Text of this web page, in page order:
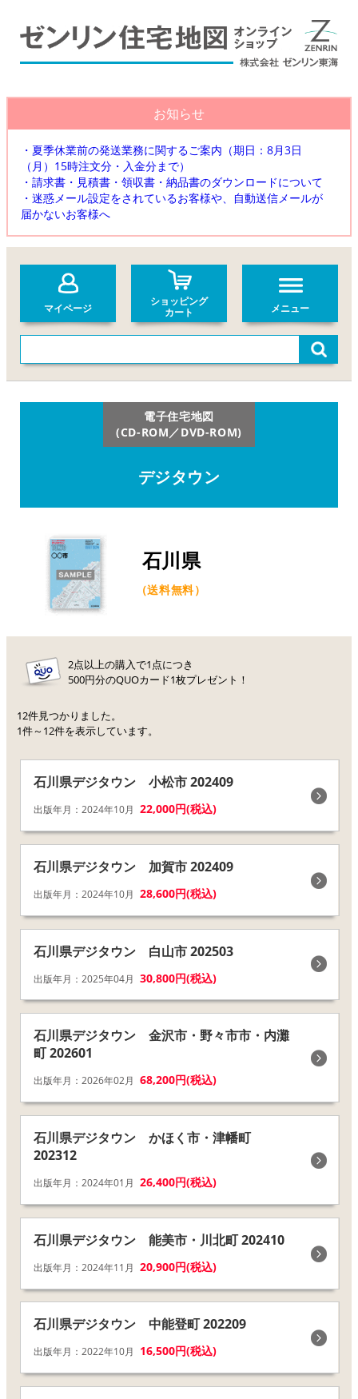
お知らせ
・夏季休業前の発送業務に関するご案内（期日：8月3日
（月）15時注文分・入金分まで）
・請求書・見積書・領収書・納品書のダウンロードについて
・迷惑メール設定をされているお客様や、自動送信メールが
届かないお客様へ
マイページ
ショッピング
カート
メニュー
電子住宅地図
(CD-ROM／DVD-ROM)
デジタウン
石川県
（送料無料）
2点以上の購入で1点につき
500円分のQUOカード1枚プレゼント！
12件見つかりました。
1件～12件を表示しています。
石川県デジタウン 小松市 202409
出版年月：2024年10月 22,000円(税込)
石川県デジタウン 加賀市 202409
出版年月：2024年10月 28,600円(税込)
石川県デジタウン 白山市 202503
出版年月：2025年04月 30,800円(税込)
石川県デジタウン 金沢市・野々市市・内灘
町 202601
出版年月：2026年02月 68,200円(税込)
石川県デジタウン かほく市・津幡町
202312
出版年月：2024年01月 26,400円(税込)
石川県デジタウン 能美市・川北町 202410
出版年月：2024年11月 20,900円(税込)
石川県デジタウン 中能登町 202209
出版年月：2022年10月 16,500円(税込)